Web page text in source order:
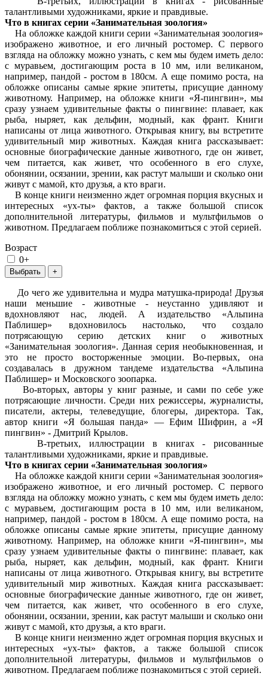
талантливыми художниками, яркие и правдивые.
Что в книгах серии «Занимательная зоология»
На обложке каждой книги серии «Занимательная зоология»
изображено животное, и его личный ростомер. С первого
взгляда на обложку можно узнать, с кем мы будем иметь дело:
с муравьем, достигающим роста в 10 мм, или великаном,
например, пандой - ростом в 180см. А еще помимо роста, на
обложке описаны самые яркие эпитеты, присущие данному
животному. Например, на обложке книги «Я-пингвин», мы
сразу узнаем удивительные факты о пингвине: плавает, как
рыба, ныряет, как дельфин, модный, как франт. Книги
написаны от лица животного. Открывая книгу, вы встретите
удивительный мир животных. Каждая книга рассказывает:
основные биографические данные животного, где он живет,
чем питается, как живет, что особенного в его слухе,
обонянии, осязании, зрении, как растут малыши и сколько они
живут с мамой, кто друзья, а кто враги.
В конце книги неизменно ждет огромная порция вкусных и
интересных «ух-ты» фактов, а также большой список
дополнительной литературы, фильмов и мультфильмов о
животном. Предлагаем поближе познакомиться с этой серией.
Возраст
0+
До чего же удивительна и мудра матушка-природа! Друзья
наши меньшие - животные - неустанно удивляют и
вдохновляют нас, людей. А издательство «Альпина
Паблишер» вдохновилось настолько, что создало
потрясающую серию детских книг о животных
«Занимательная зоология». Данная серия необыкновенная, и
это не просто восторженные эмоции. Во-первых, она
создавалась в дружном тандеме издательства «Альпина
Паблишер» и Московского зоопарка.
Во-вторых, авторы у книг разные, и сами по себе уже
потрясающие личности. Среди них режиссеры, журналисты,
писатели, актеры, телеведущие, блогеры, директора. Так,
автор книги «Я большая панда» — Ефим Шифрин, а «Я
пингвин» - Дмитрий Крылов.
В-третьих, иллюстрации в книгах - рисованные
талантливыми художниками, яркие и правдивые.
Что в книгах серии «Занимательная зоология»
На обложке каждой книги серии «Занимательная зоология»
изображено животное, и его личный ростомер. С первого
взгляда на обложку можно узнать, с кем мы будем иметь дело:
с муравьем, достигающим роста в 10 мм, или великаном,
например, пандой - ростом в 180см. А еще помимо роста, на
обложке описаны самые яркие эпитеты, присущие данному
животному. Например, на обложке книги «Я-пингвин», мы
сразу узнаем удивительные факты о пингвине: плавает, как
рыба, ныряет, как дельфин, модный, как франт. Книги
написаны от лица животного. Открывая книгу, вы встретите
удивительный мир животных. Каждая книга рассказывает:
основные биографические данные животного, где он живет,
чем питается, как живет, что особенного в его слухе,
обонянии, осязании, зрении, как растут малыши и сколько они
живут с мамой, кто друзья, а кто враги.
В конце книги неизменно ждет огромная порция вкусных и
интересных «ух-ты» фактов, а также большой список
дополнительной литературы, фильмов и мультфильмов о
животном. Предлагаем поближе познакомиться с этой серией.